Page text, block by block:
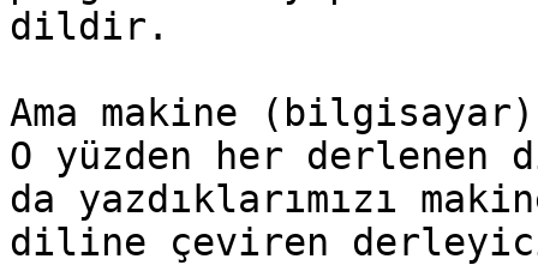
dildir.
Ama makine
O yüzden her derlenen
da yazdıklarımızı
diline çeviren